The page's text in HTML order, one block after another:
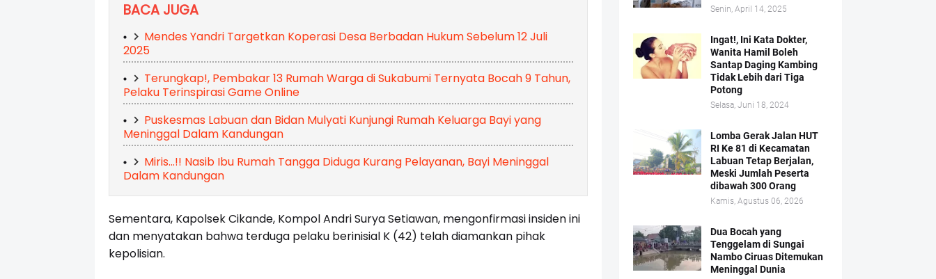
BACA JUGA
Mendes Yandri Targetkan Koperasi Desa Berbadan Hukum Sebelum 12 Juli
2025
Terungkap!, Pembakar 13 Rumah Warga di Sukabumi Ternyata Bocah 9 Tahun,
Pelaku Terinspirasi Game Online
Puskesmas Labuan dan Bidan Mulyati Kunjungi Rumah Keluarga Bayi yang
Meninggal Dalam Kandungan
Miris...!! Nasib Ibu Rumah Tangga Diduga Kurang Pelayanan, Bayi Meninggal
Dalam Kandungan
Sementara, Kapolsek Cikande, Kompol Andri Surya Setiawan, mengonfirmasi insiden ini
dan menyatakan bahwa terduga pelaku berinisial K (42) telah diamankan pihak
kepolisian.
Senin, April 14, 2025
Ingat!, Ini Kata Dokter,
Wanita Hamil Boleh
Santap Daging Kambing
Tidak Lebih dari Tiga
Potong
Selasa, Juni 18, 2024
Lomba Gerak Jalan HUT
RI Ke 81 di Kecamatan
Labuan Tetap Berjalan,
Meski Jumlah Peserta
dibawah 300 Orang
Kamis, Agustus 06, 2026
Dua Bocah yang
Tenggelam di Sungai
Nambo Ciruas Ditemukan
Meninggal Dunia